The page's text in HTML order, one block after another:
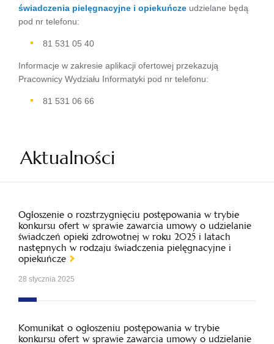
świadczenia pielęgnacyjne i opiekuńcze udzielane będą
pod nr telefonu:
81 531 05 40
Informacje w zakresie aplikacji ofertowej przekazują
Pracownicy Wydziału Informatyki pod nr telefonu:
81 531 06 66
Aktualności
Ogłoszenie o rozstrzygnięciu postępowania w trybie
konkursu ofert w sprawie zawarcia umowy o udzielanie
świadczeń opieki zdrowotnej w roku 2025 i latach
następnych w rodzaju świadczenia pielęgnacyjne i
opiekuńcze
28 stycznia 2025
Komunikat o ogłoszeniu postępowania w trybie
konkursu ofert w sprawie zawarcia umowy o udzielanie